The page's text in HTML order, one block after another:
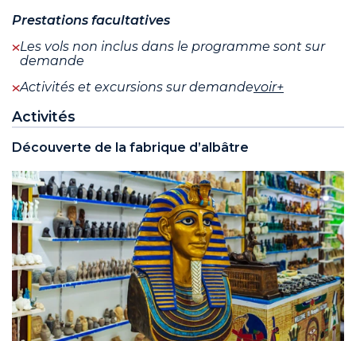
Prestations facultatives
Les vols non inclus dans le programme sont sur
demande
Activités et excursions sur demandevoir+
Activités
Découverte de la fabrique d’albâtre